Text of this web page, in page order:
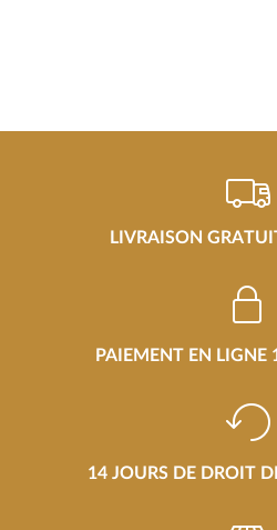
LIVRAISON
PAIEMENT EN LIGNE
14 JOURS DE DROIT